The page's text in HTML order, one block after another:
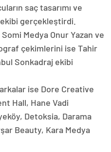
saç tasarımı ve
ekibi gerçekleştirdi.
Medya Onur Yazan ve
çekimlerini ise Tahir
Sonkadraj ekibi
ise Dore Creative
Hall, Hane Vadi
Detoksia, Darama
Beauty, Kara Medya